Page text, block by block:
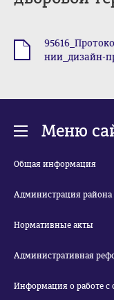
нии_дизайн-
Меню
Общая информация
Администрация района
Нормативные акты
Административная
Информация о работе